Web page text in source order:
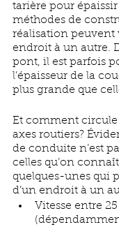
tarière pour épaissir
méthodes de
réalisation peuvent
endroit à un autre.
pont, il est parfois
l’épaisseur de la
plus grande que
Et comment
axes routiers?
de conduite n’est
celles qu’on
quelques-unes qui
d’un endroit à un
Vitesse entre